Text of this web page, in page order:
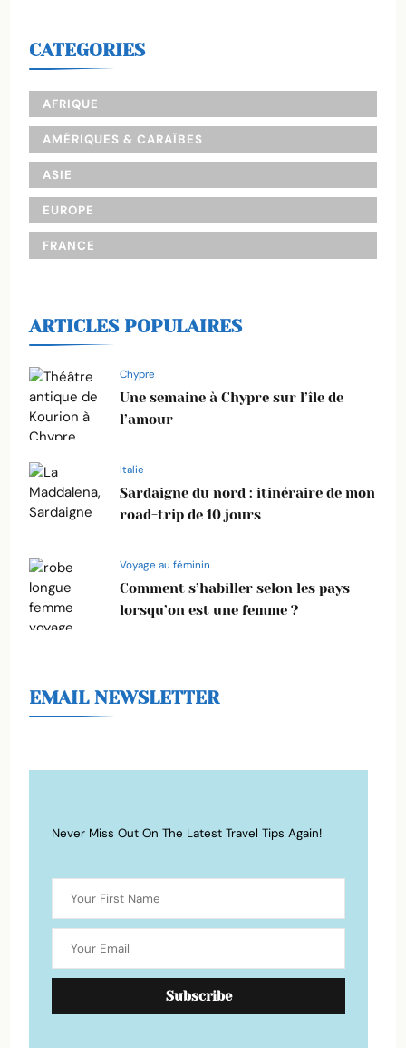
CATEGORIES
AFRIQUE
AMÉRIQUES & CARAÏBES
ASIE
EUROPE
FRANCE
ARTICLES POPULAIRES
Chypre
Une semaine à Chypre sur l’île de
l’amour
Italie
Sardaigne du nord : itinéraire de mon
road-trip de 10 jours
Voyage au féminin
Comment s’habiller selon les pays
lorsqu’on est une femme ?
EMAIL NEWSLETTER
Never Miss Out On The Latest Travel Tips Again!